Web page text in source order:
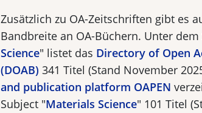
Zusätzlich zu OA-Zeitschriften gibt es
Bandbreite an OA-Büchern. Unter dem
Science" listet das Directory of Open
(DOAB) 341 Titel (Stand November
and publication platform OAPEN
Subject "Materials Science" 101 Titel